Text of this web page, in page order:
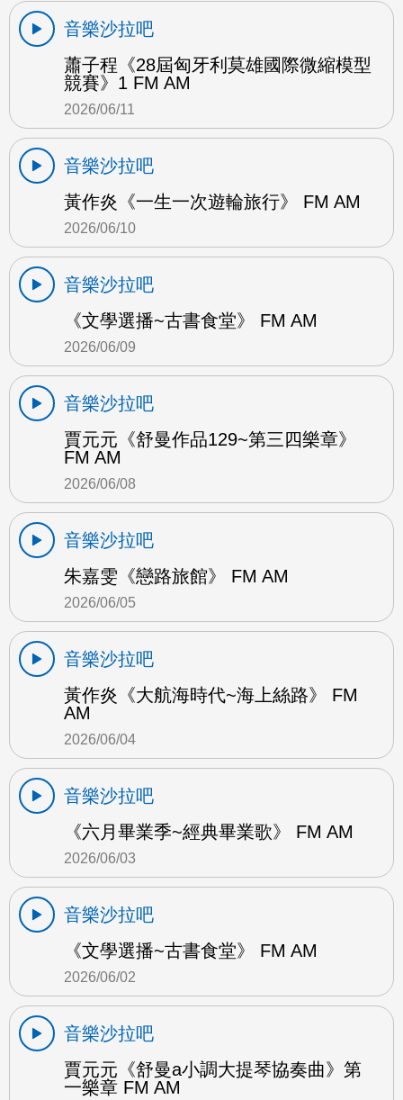
音樂沙拉吧
蕭子程《28屆匈牙利莫雄國際微縮模型
競賽》1 FM AM
2026/06/11
音樂沙拉吧
黃作炎《一生一次遊輪旅行》 FM AM
2026/06/10
音樂沙拉吧
《文學選播~古書食堂》 FM AM
2026/06/09
音樂沙拉吧
賈元元《舒曼作品129~第三四樂章》
FM AM
2026/06/08
音樂沙拉吧
朱嘉雯《戀路旅館》 FM AM
2026/06/05
音樂沙拉吧
黃作炎《大航海時代~海上絲路》 FM
AM
2026/06/04
音樂沙拉吧
《六月畢業季~經典畢業歌》 FM AM
2026/06/03
音樂沙拉吧
《文學選播~古書食堂》 FM AM
2026/06/02
音樂沙拉吧
賈元元《舒曼a小調大提琴協奏曲》第
一樂章 FM AM